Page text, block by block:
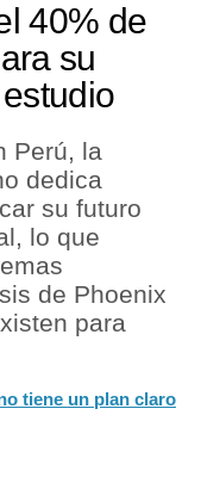
40% de
su
Perú, la
dedica
su futuro
lo que
de Phoenix
para
tiene un plan claro